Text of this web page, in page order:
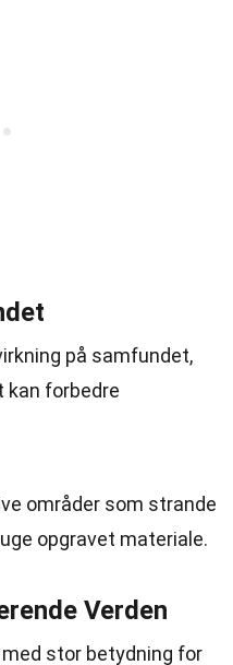
på samfundet,
kan forbedre
områder som strande
opgravet materiale.
Verden
med stor betydning for